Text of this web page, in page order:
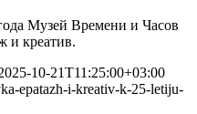
Музей Времени и Часов
и креатив.
10-21T11:25:00+03:00
epatazh-i-kreativ-k-25-letiju-